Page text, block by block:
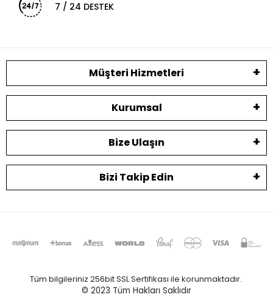
7 / 24 DESTEK
Müşteri Hizmetleri
Kurumsal
Bize Ulaşın
Bizi Takip Edin
Tüm bilgileriniz 256bit SSL Sertifikası ile korunmaktadır.
© 2023 Tüm Hakları Saklıdır